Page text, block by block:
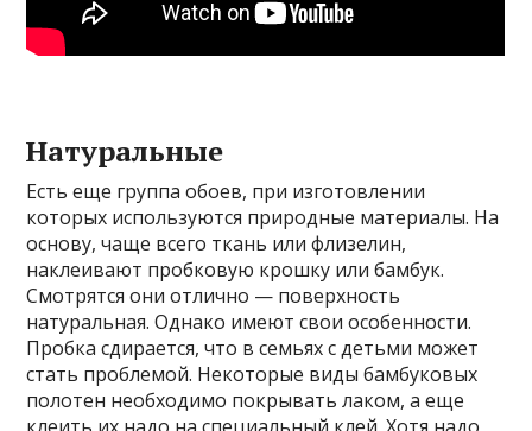
Натуральные
Есть еще группа обоев, при изготовлении
которых используются природные материалы. На
основу, чаще всего ткань или флизелин,
наклеивают пробковую крошку или бамбук.
Смотрятся они отлично — поверхность
натуральная. Однако имеют свои особенности.
Пробка сдирается, что в семьях с детьми может
стать проблемой. Некоторые виды бамбуковых
полотен необходимо покрывать лаком, а еще